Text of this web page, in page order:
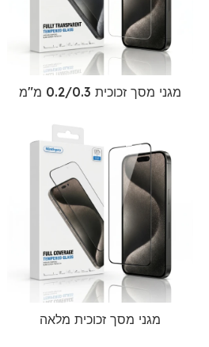
מגני מסך זכוכית 0.2/0.3 מ"מ
מגני מסך זכוכית מלאה